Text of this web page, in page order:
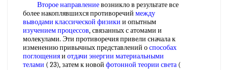
Второе направлениевозникло в результате все
более накоплявшихся противоречий между
выводами классической физики и опытным
изучением процессов, связанных с атомами и
молекулами. Эти противоречия привели сначала к
изменению привычных представлений оспособах
поглощенияи отдачи энергии материальными
телами ( 23), затем к новой фотонной теории света (